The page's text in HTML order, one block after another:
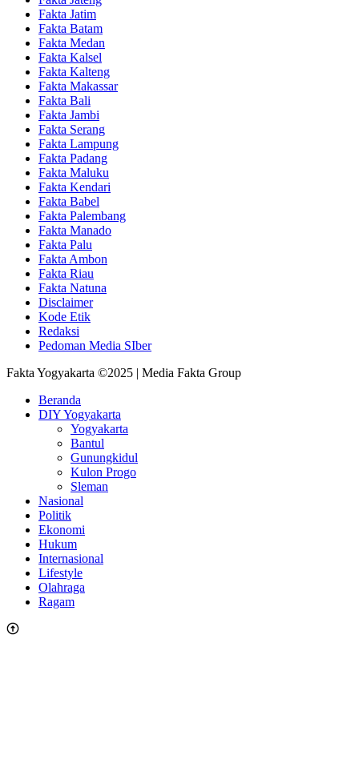
Fakta Jatim
Fakta Batam
Fakta Medan
Fakta Kalsel
Fakta Kalteng
Fakta Makassar
Fakta Bali
Fakta Jambi
Fakta Serang
Fakta Lampung
Fakta Padang
Fakta Maluku
Fakta Kendari
Fakta Babel
Fakta Palembang
Fakta Manado
Fakta Palu
Fakta Ambon
Fakta Riau
Fakta Natuna
Disclaimer
Kode Etik
Redaksi
Pedoman Media SIber
Fakta Yogyakarta ©2025 | Media Fakta Group
Beranda
DIY Yogyakarta
Yogyakarta
Bantul
Gunungkidul
Kulon Progo
Sleman
Nasional
Politik
Ekonomi
Hukum
Internasional
Lifestyle
Olahraga
Ragam